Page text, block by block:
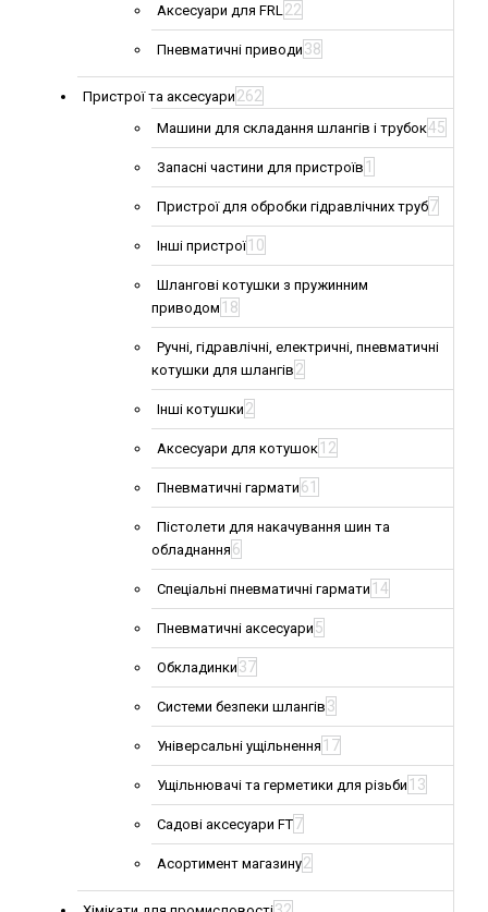
Аксесуари для FRL22
Пневматичні приводи 38
Пристрої та аксесуари 262
Машини для складання шлангів і трубок45
Запасні частини для пристроїв 1
Пристрої для обробки гідравлічних труб7
Інші пристрої 10
Шлангові котушки з пружинним
приводом 18
Ручні, гідравлічні, електричні, пневматичні
котушки для шлангів 2
Інші котушки 2
Аксесуари для котушок 12
Пневматичні гармати 61
Пістолети для накачування шин та
обладнання 6
Спеціальні пневматичні гармати 14
Пневматичні аксесуари 5
Обкладинки 37
Системи безпеки шлангів 3
Універсальні ущільнення 17
Ущільнювачі та герметики для різьби 13
Садові аксесуари FT7
Асортимент магазину2